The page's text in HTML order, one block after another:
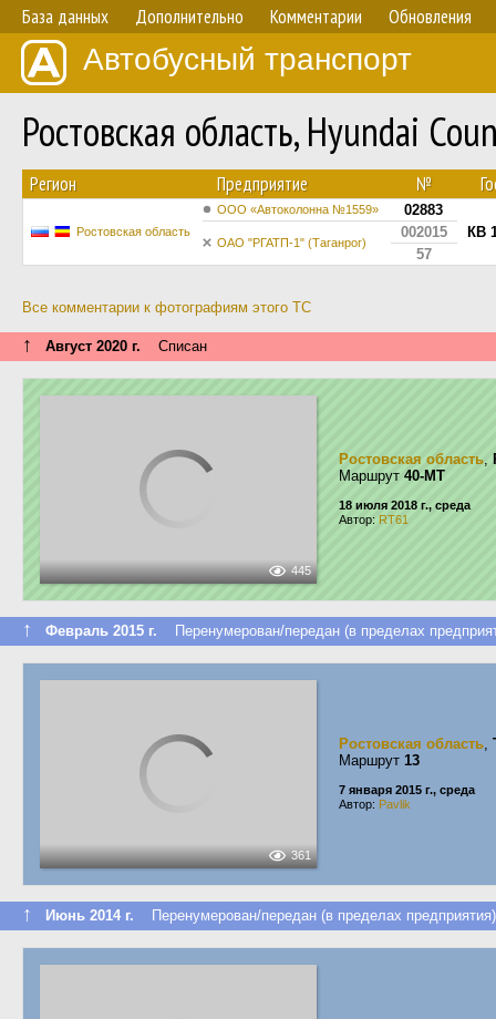
База данных Дополнительно Комментарии Обновления
Автобусный транспорт
Ростовская область, Hyundai
Регион Предприятие №
Ростовская область
ООО «Автоколонна №1559»
02883
КВ
ОАО "РГАТП-1" (Таганрог)
002015
57
Все комментарии к фотографиям этого ТС
↑ Август 2020 г. Списан
445
Ростовская область,
Маршрут 40-МТ
18 июля 2018 г., среда
Автор: RT61
↑ Февраль 2015 г. Перенумерован/передан (в пределах
361
Ростовская область,
Маршрут 13
7 января 2015 г., среда
Автор: Pavlik
↑ Июнь 2014 г. Перенумерован/передан (в пределах предприятия)